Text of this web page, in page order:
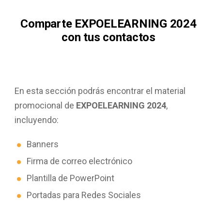
Comparte EXPOELEARNING 2024
con tus contactos
En esta sección podrás encontrar el material
promocional de EXPOELEARNING 2024,
incluyendo:
Banners
Firma de correo electrónico
Plantilla de PowerPoint
Portadas para Redes Sociales